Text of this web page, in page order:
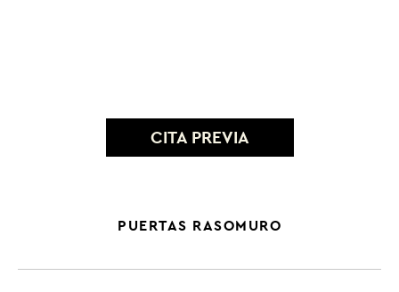
CITA PREVIA
PUERTAS RASOMURO